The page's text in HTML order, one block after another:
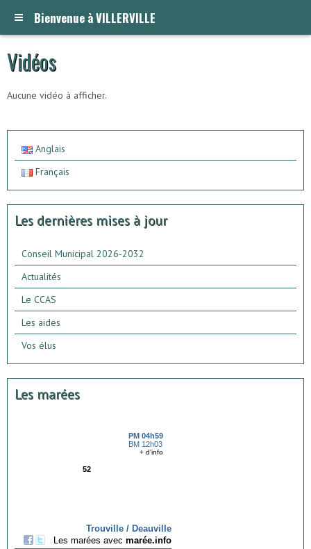
Bienvenue à VILLERVILLE
Vidéos
Aucune vidéo à afficher.
Anglais
Français
Les dernières mises à jour
Conseil Municipal 2026-2032
Actualités
Le CCAS
Les aides
Vos élus
Les marées